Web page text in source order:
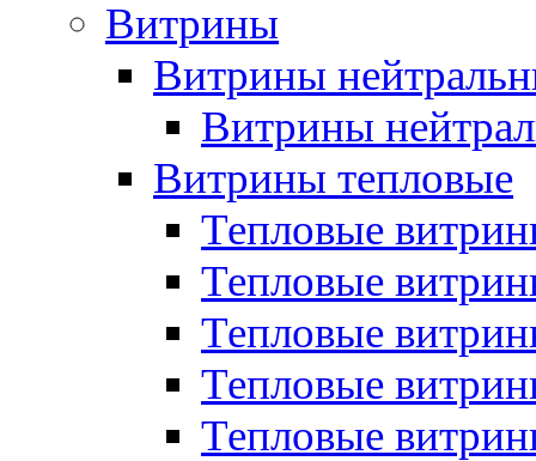
Витрины
Витрины
Витрины
Витрины тепловые
Тепловые
Тепловые
Тепловые
Тепловые
Тепловые